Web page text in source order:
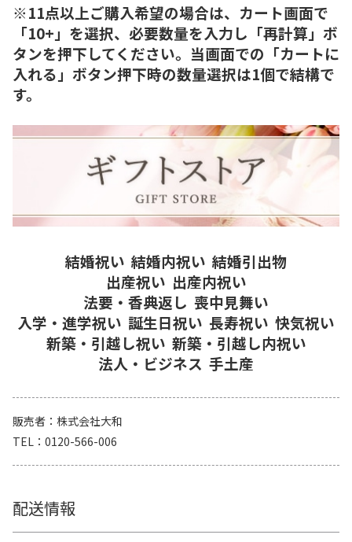
※11点以上ご購入希望の場合は、カート画面で
「10+」を選択、必要数量を入力し「再計算」ボ
タンを押下してください。当画面での「カートに
入れる」ボタン押下時の数量選択は1個で結構で
す。
結婚祝い 結婚内祝い 結婚引出物
出産祝い 出産内祝い
法要・香典返し 喪中見舞い
入学・進学祝い 誕生日祝い 長寿祝い 快気祝い
新築・引越し祝い 新築・引越し内祝い
法人・ビジネス 手土産
販売者
株式会社大和
TEL
0120-566-006
配送情報